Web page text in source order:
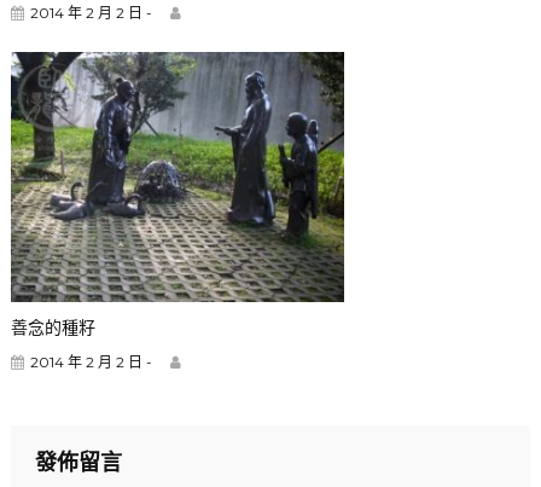
2014 年 2 月 2 日 -
善念的種籽
2014 年 2 月 2 日 -
發佈留言